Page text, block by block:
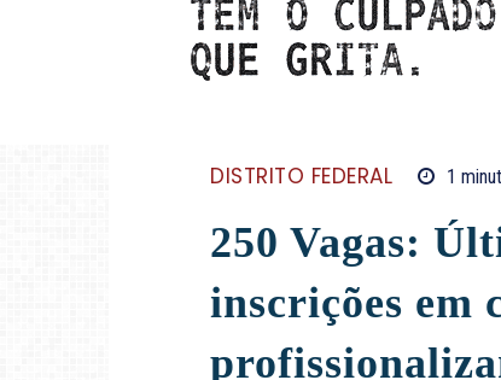
DISTRITO FEDERAL 1
250 Vagas:
inscrições em